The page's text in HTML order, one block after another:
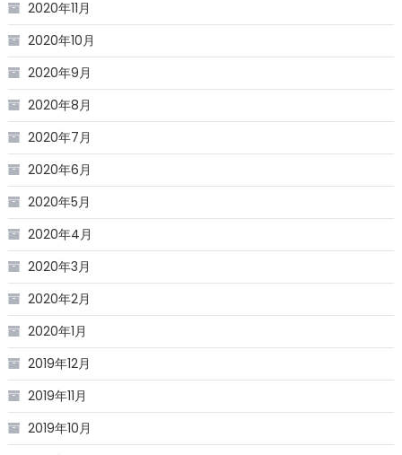
2020年11月
2020年10月
2020年9月
2020年8月
2020年7月
2020年6月
2020年5月
2020年4月
2020年3月
2020年2月
2020年1月
2019年12月
2019年11月
2019年10月